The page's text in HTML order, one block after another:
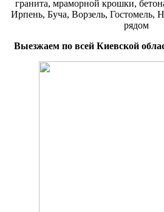
гранита, мраморной крошки,
Ирпень, Буча, Ворзель, Гостомель,
рядом
Выезжаем по всей Киевской